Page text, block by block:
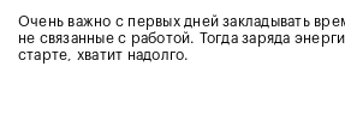
Очень важно с первых дней закладывать
не связанные с работой. Тогда заряда
старте, хватит надолго.